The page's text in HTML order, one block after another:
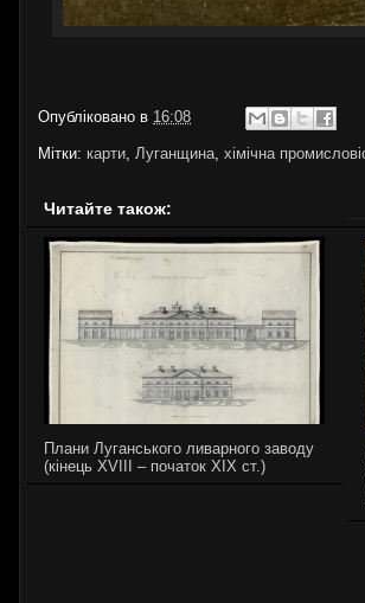
Опубліковано в 16:08
Мітки: карти Луганщина хімічна
Читайте також:
Плани Луганського ливарного заводу
(кінець XVIII – початок XIX ст.)